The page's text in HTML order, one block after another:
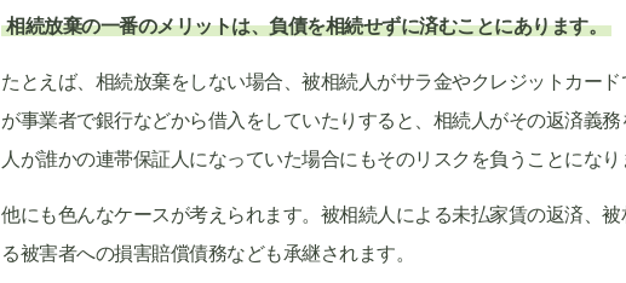
相続放棄の一番のメリットは、負債を相続せずに済むことにあります。
たとえば、相続放棄をしない場合、被相続人がサラ金やクレジットカー
が事業者で銀行などから借入をしていたりすると、相続人がその返済義
人が誰かの連帯保証人になっていた場合にもそのリスクを負うことになり
他にも色んなケースが考えられます。被相続人による未払家賃の返済、
る被害者への損害賠償債務なども承継されます。